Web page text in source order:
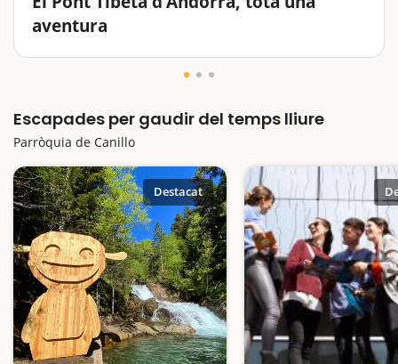
aventura
Hi ha llocs que mai s’obliden i un d’ells és el Pont
Tibetà d’Andorra. Està situat a Canillo, té una llargada
declaració d’intensions……
Escapades per gaudir del temps lliure
Parròquia de Canillo
Destacat